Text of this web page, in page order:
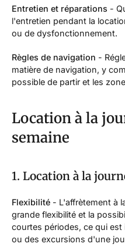
Entretien et réparations -
l'entretien pendant la
ou de dysfonctionnement.
Règles de navigation -
matière de navigation, y
possible de partir et les
Location à la
semaine
1. Location à la
Flexibilité - L'affrètement à
grande flexibilité et la
courtes périodes, ce qui
ou des excursions d'une